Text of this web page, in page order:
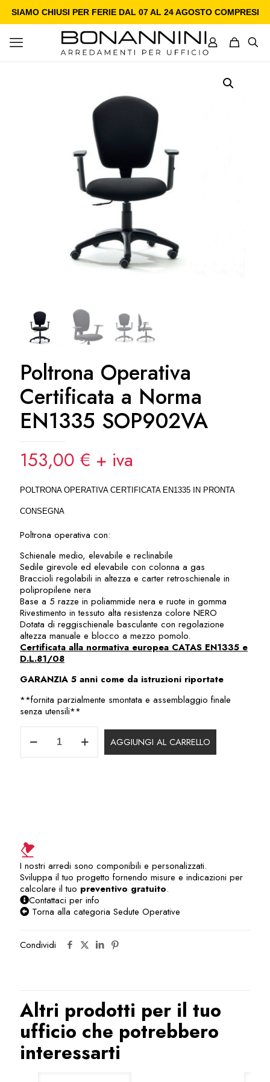
SIAMO CHIUSI PER FERIE DAL 07 AL 24 AGOSTO COMPRESI
Poltrona Operativa
Certificata a Norma
EN1335 SOP902VA
153,00 € + iva
POLTRONA OPERATIVA CERTIFICATA EN1335 IN PRONTA
CONSEGNA
Poltrona operativa con:
Schienale medio, elevabile e reclinabile
Sedile girevole ed elevabile con colonna a gas
Braccioli regolabili in altezza e carter retroschienale in
polipropilene nera
Base a 5 razze in poliammide nera e ruote in gomma
Rivestimento in tessuto alta resistenza colore NERO
Dotata di reggischienale basculante con regolazione
altezza manuale e blocco a mezzo pomolo.
Certificata alla normativa europea CATAS EN1335 e
D.L.81/08
GARANZIA 5 anni come da istruzioni riportate
**fornita parzialmente smontata e assemblaggio finale
senza utensili**
Operativa
AGGIUNGI AL CARRELLO
I nostri arredi sono componibili e personalizzati.
Sviluppa il tuo progetto fornendo misure e indicazioni per
calcolare il tuo preventivo gratuito.
Contattaci per info
Torna alla categoria Sedute Operative
Condividi
Altri prodotti per il tuo
ufficio che potrebbero
interessarti